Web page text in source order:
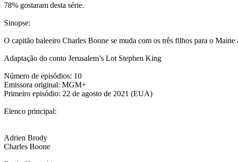
78% gostaram desta série.
Sinopse:
O capitão baleeiro Charles Boone se muda com os três filhos para o
Adaptação do conto Jerusalem’s Lot Stephen King
Número de episódios: 10
Emissora original: MGM+
Primeiro episódio: 22 de agosto de 2021 (EUA)
Elenco principal:
Adrien Brody
Charles Boone